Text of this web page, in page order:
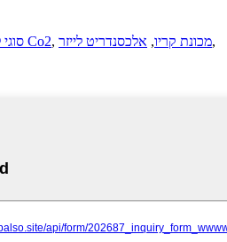
סוגי לייזר Co2, מכונת קריו, אלכסנדריט לייזר ,